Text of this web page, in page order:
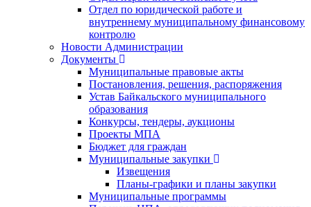
Отдел по юридической работе и
внутреннему муниципальному финансовому
контролю
Новости Администрации
Документы
Муниципальные правовые акты
Постановления, решения, распоряжения
Устав Байкальского муниципального
образования
Конкурсы, тендеры, аукционы
Проекты МПА
Бюджет для граждан
Муниципальные закупки
Извещения
Планы-графики и планы закупки
Муниципальные программы